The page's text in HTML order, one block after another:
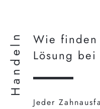
Handeln
Wie
Lösung bei
Jeder